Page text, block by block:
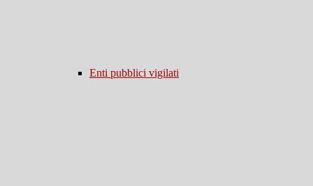
Enti pubblici vigilati